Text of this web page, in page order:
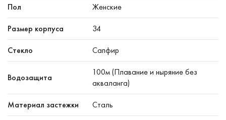
Пол Женские
Размер корпуса 34
Стекло Сапфир
Водозащита
100м (Плавание и ныряние без
акваланга)
Материал застежки Сталь